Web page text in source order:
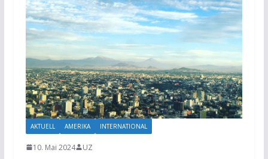
AKTUELL AMERIKA INTERNATIONAL
10. Mai 2024 UZ